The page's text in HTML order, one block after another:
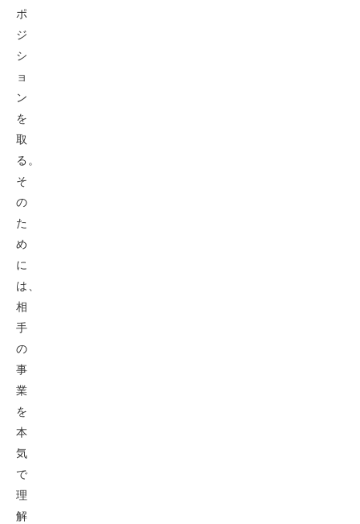
ポ
ジ
シ
ョ
ン
を
取
る。
そ
の
た
め
に
は、
相
手
の
事
業
を
本
気
で
理
解